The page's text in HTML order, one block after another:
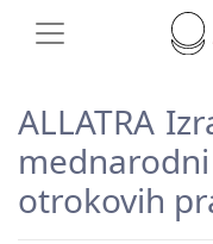
ALLATRA
otrokovih